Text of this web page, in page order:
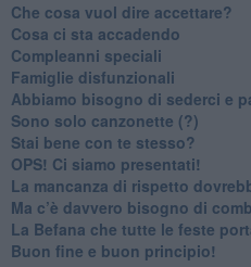
​Che cosa vuol dire accettare?
​Cosa ci sta accadendo
​Compleanni speciali
​Famiglie disfunzionali
​Abbiamo bisogno di sederci e
Sono solo canzonette (?)
​Stai bene con te stesso?
​OPS! Ci siamo presentati!
​La mancanza di rispetto
​Ma c’è davvero bisogno di
​La Befana che tutte le feste
Buon fine e buon principio!